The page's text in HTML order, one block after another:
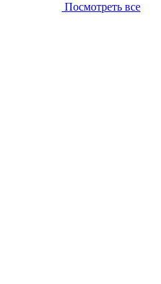
Посмотреть все